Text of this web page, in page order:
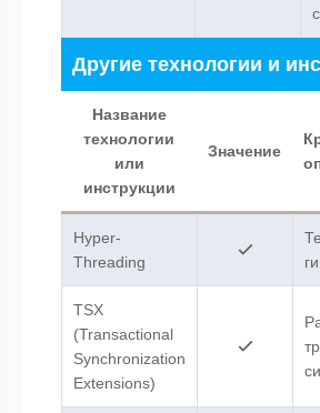
Другие технологии и
Название
технологии
или
инструкции
Значение
Hyper-
Threading
TSX
(Transactional
Synchronization
Extensions)